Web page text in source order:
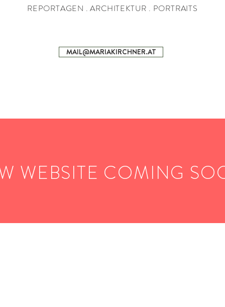
REPORTAGEN . ARCHITEKTUR . PORTRAITS
MAIL@MARIAKIRCHNER.AT
WEBSITE COMING